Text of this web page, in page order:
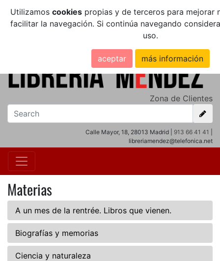
Utilizamos cookiespropias y de terceros para mejorar
facilitar la navegación. Si continúa navegando
uso.
aceptar más información
Zona de Clientes
Calle Mayor, 18, 28013 Madrid | 913 66 41 41
libreriamendez@telefonica.net
Materias
A un mes de la rentrée. Libros que vienen.
Biografías y memorias
Ciencia y naturaleza